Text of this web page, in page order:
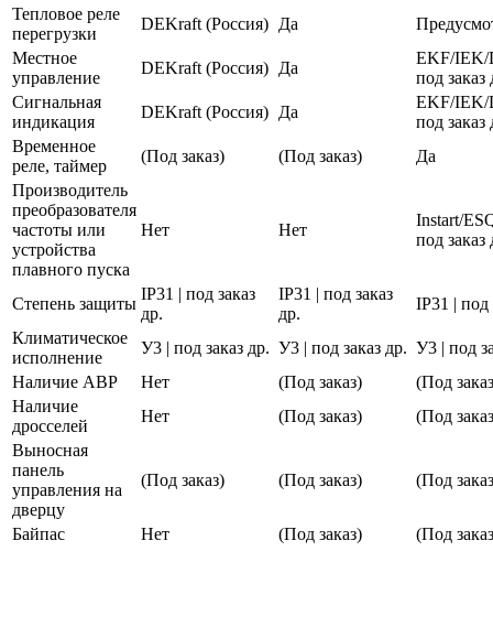
Тепловое реле
перегрузки
DEKraft (Россия) Да
Местное
управление
DEKraft (Россия) Да
EKF/IEK/
под заказ
Сигнальная
индикация
DEKraft (Россия) Да
EKF/IEK/
под заказ
Временное
реле, таймер
(Под заказ) (Под заказ)
Да
Производитель
преобразователя
частоты или
устройства
плавного пуска
Нет Нет
Instart/
под заказ
Степень защиты
IP31 | под заказ
др.
IP31 | под заказ
др.
IP31 | под
Климатическое
исполнение
У3 | под заказ др. У3 | под заказ др. У3 | под
Наличие АВР
Нет (Под заказ)
(Под
Наличие
дросселей
Нет (Под заказ)
(Под
Выносная
панель
управления на
дверцу
(Под заказ) (Под заказ) (Под
Байпас Нет (Под заказ) (Под